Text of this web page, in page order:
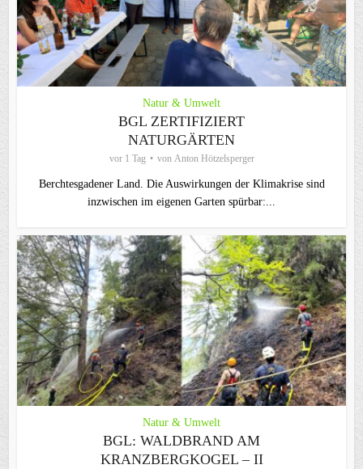
Natur & Umwelt
BGL ZERTIFIZIERT
NATURGÄRTEN
vor 1 Tag von Anton Hötzelsperger
Berchtesgadener Land. Die Auswirkungen der Klimakrise sind
inzwischen im eigenen Garten spürbar:...
Natur & Umwelt
BGL: WALDBRAND AM
KRANZBERGKOGEL – II